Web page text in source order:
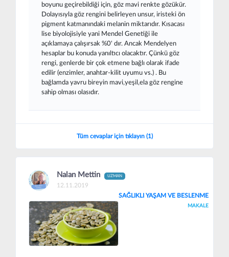
boyunu geçirebildiği için, göz mavi renkte gözükür.
Dolayısıyla göz rengini belirleyen unsur, iristeki ön
pigment katmanındaki melanin miktarıdır. Kısacası
lise biyolojisiyle yani Mendel Genetiği ile
açıklamaya çalışırsak %0' dır. Ancak Mendelyen
hesaplar bu konuda yanıltıcı olacaktır. Çünkü göz
rengi, genlerde bir çok etmene bağlı olarak ifade
edilir (enzimler, anahtar-kilit uyumu vs.) . Bu
bağlamda yavru bireyin mavi,yeşil,ela göz rengine
sahip olması olasıdır.
Tüm cevaplar için tıklayın (1)
Nalan Mettin UZMAN
12.11.2019
SAĞLIKLI YAŞAM VE BESLENME
MAKALE